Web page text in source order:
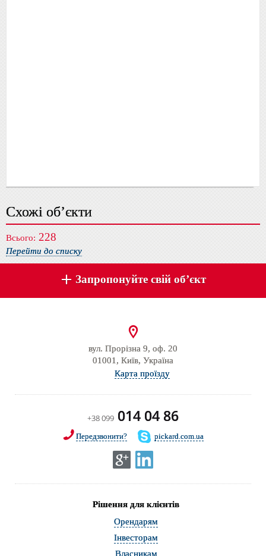
Схожі об’єкти
Всього: 228
Перейти до списку
Запропонуйте свій об’єкт
вул. Прорізна 9, оф. 20
01001, Київ, Україна
Карта проїзду
+38 099 014 04 86
Передзвонити? pickard.com.ua
Рішення для клієнтів
Орендарям
Інвесторам
Власникам